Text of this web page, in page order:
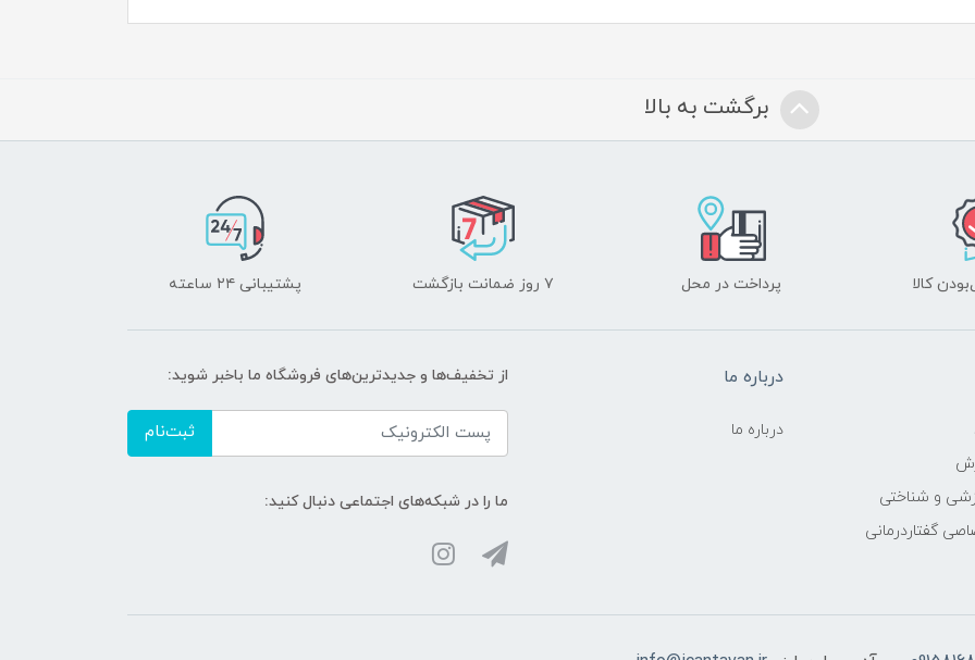
برگشت به بالا
کالا پرداخت در محل ۷ روز ضمانت بازگشت پشتیبانی ۲۴ ساعته
و شناختی
گفتاردرمانی
درباره ما
درباره ما
از تخفیف‌ها و جدیدترین‌های فروشگاه ما باخبر شوید:
ثبت‌نام
ما را در شبکه‌های اجتماعی دنبال کنید: